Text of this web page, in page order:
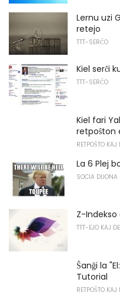
Lernu uzi
retejo
TTT-SERĈO
Kiel serĉi
TTT-SERĈO
Kiel fari
retpoŝton
RETPOŜTO
La 6 Plej
SOCIA DUONA
Z-Indekso
TTT-EJO KAJ
Ŝanĝi la
Tutorial
RETPOŜTO